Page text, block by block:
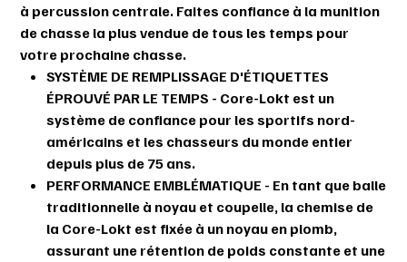
à percussion centrale. Faites confiance à la munition
de chasse la plus vendue de tous les temps pour
votre prochaine chasse.
SYSTÈME DE REMPLISSAGE D'ÉTIQUETTES
ÉPROUVÉ PAR LE TEMPS - Core-Lokt est un
système de confiance pour les sportifs nord-
américains et les chasseurs du monde entier
depuis plus de 75 ans.
PERFORMANCE EMBLÉMATIQUE - En tant que balle
traditionnelle à noyau et coupelle, la chemise de
la Core-Lokt est fixée à un noyau en plomb,
assurant une rétention de poids constante et une